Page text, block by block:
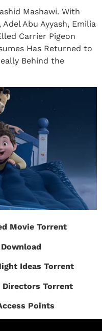
Mashawi. With
Abu Ayyash, Emilia
Carrier Pigeon
Has Returned to
Behind the
Movie Torrent
Ideas Torrent
Directors Torrent
Points